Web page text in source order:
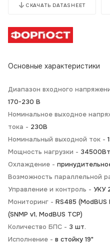
СКАЧАТЬ DATASHEET
Основные характеристики
Диапазон входного
170-230 В
Номинальное выходное
тока - 230В
Номинальный выходной ток -
Мощность нагрузки - 34500Вт
Охлаждение -
Возможность параллельной
Управление и контроль - УКУ
Мониторинг - RS485
(SNMP v1, ModBUS TCP)
Количество БПС - 3 шт.
Исполнение - в стойку 19"